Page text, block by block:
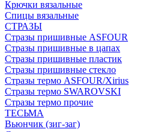
Крючки вязальные
Спицы вязальные
СТРАЗЫ
Стразы пришивные ASFOUR
Стразы пришивные в цапах
Стразы пришивные пластик
Стразы пришивные стекло
Стразы термо ASFOUR/Xirius
Стразы термо SWAROVSKI
Стразы термо прочие
ТЕСЬМА
Вьюнчик (зиг-заг)